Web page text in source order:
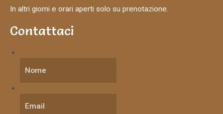
In altri giorni e orari aperti solo su prenotazione.
Contattaci